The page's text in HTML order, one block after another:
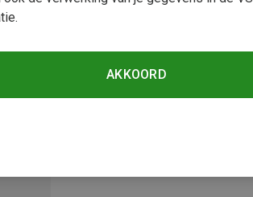
AKKOORD